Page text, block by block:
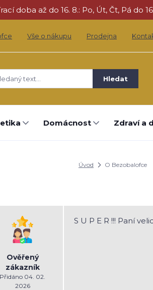
doba až do 16. 8.: Po, Út, Čt, Pá do
Vše o nákupu Prodejna
Hledat
Domácnost Zdraví a
Úvod O Bezobalofce
Ověřený
zákazník
Přidáno 04. 02.
2026
S U P E R !!! Paní